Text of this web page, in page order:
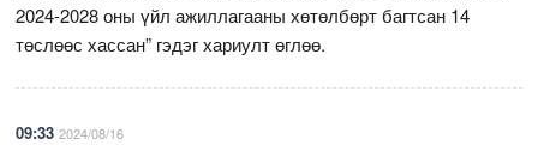
2024-2028 оны үйл ажиллагааны хөтөлбөрт багтсан 14
төслөөс хассан” гэдэг хариулт өглөө.
09:33 2024/08/16